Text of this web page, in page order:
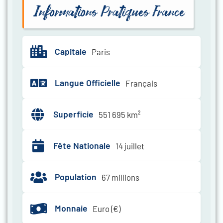
Informations Pratiques France
Capitale Paris
Langue Officielle Français
Superficie 551 695 km²
Fête Nationale 14 juillet
Population 67 millions
Monnaie Euro (€)